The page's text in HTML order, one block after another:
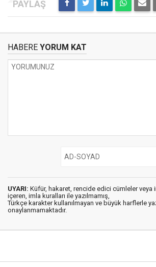
HABERE YORUM KAT
UYARI: Küfür, hakaret, rencide edici cümleler veya
içeren, imla kuralları ile yazılmamış,
Türkçe karakter kullanılmayan ve büyük harflerle
onaylanmamaktadır.